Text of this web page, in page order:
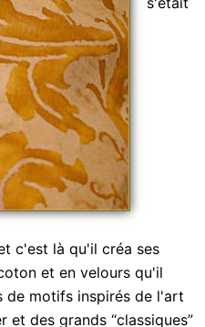
c'est là qu'il créa ses
et en velours qu'il
motifs inspirés de l'art
des grands “classiques”